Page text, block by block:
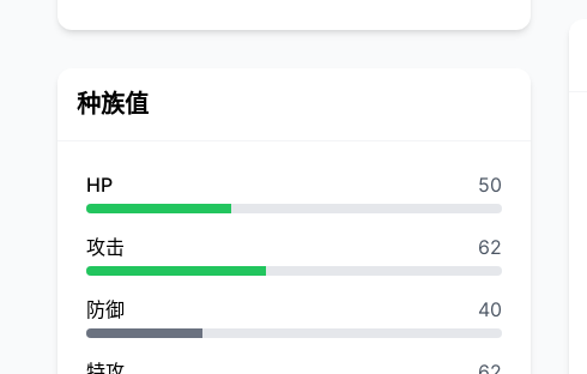
种族值
HP 50
攻击 62
防御 40